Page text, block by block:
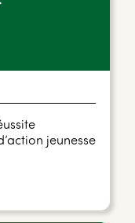
jeunesse